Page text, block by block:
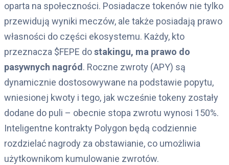
oparta na społeczności. Posiadacze tokenów nie tylko
przewidują wyniki meczów, ale także posiadają prawo
własności do części ekosystemu. Każdy, kto
przeznacza $FEPE dostakingu, ma prawo do
pasywnych nagród. Roczne zwroty (APY) są
dynamicznie dostosowywane na podstawie popytu,
wniesionej kwoty i tego, jak wcześnie tokeny zostały
dodane do puli – obecnie stopa zwrotu wynosi 150%.
Inteligentne kontrakty Polygon będą codziennie
rozdzielać nagrody za obstawianie, co umożliwia
użytkownikom kumulowanie zwrotów.